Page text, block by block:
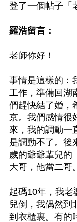
登了一個帖子「
羅浩留言：
老師你好！
事情是這樣的：
工作，準備回湖
們趕快結了婚，
京。我們感情很
來，我的調動一
是調動不了。後
歲的爺爺輩兒的
大哥，他當二哥。
起碼10年，我老
兒倒，我偶然到
到衣櫃裏。有的